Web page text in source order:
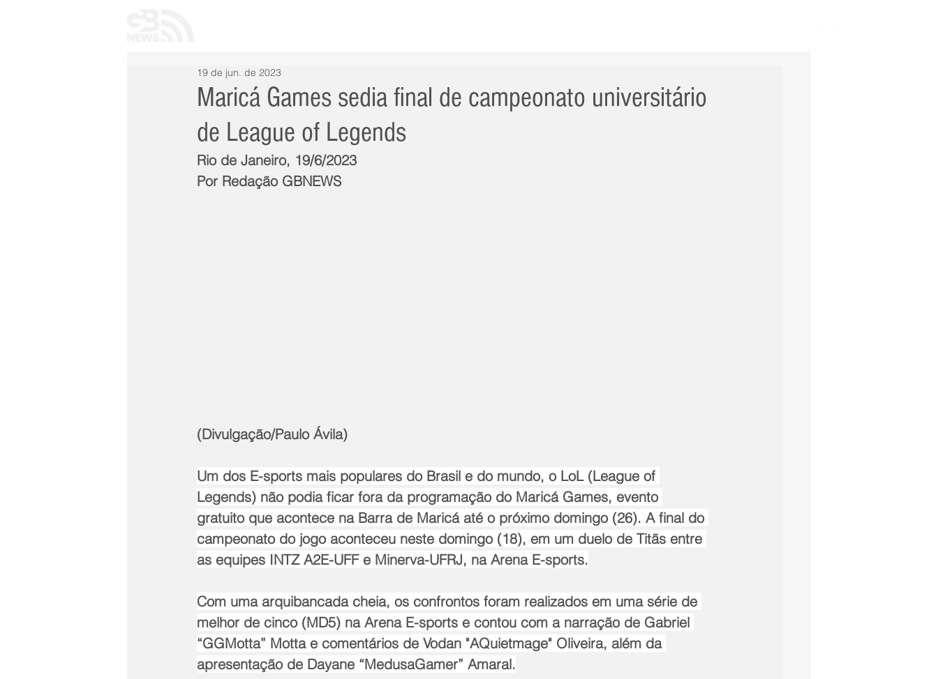
Maricá Games sedia final de campeonato universitário
de League of Legends
19 de jun. de 2023
Rio de Janeiro, 19/6/2023
Por Redação GBNEWS
(Divulgação/Paulo Ávila)
Um dos E-sports mais populares do Brasil e do mundo, o LoL (League of
Legends) não podia ficar fora da programação do Maricá Games, evento
gratuito que acontece na Barra de Maricá até o próximo domingo (26). A final do
campeonato do jogo aconteceu neste domingo (18), em um duelo de Titãs entre
as equipes INTZ A2E-UFF e Minerva-UFRJ, na Arena E-sports.
Com uma arquibancada cheia, os confrontos foram realizados em uma série de
melhor de cinco (MD5) na Arena E-sports e contou com a narração de Gabriel
“GGMotta” Motta e comentários de Vodan "AQuietmage" Oliveira, além da
apresentação de Dayane “MedusaGamer” Amaral.